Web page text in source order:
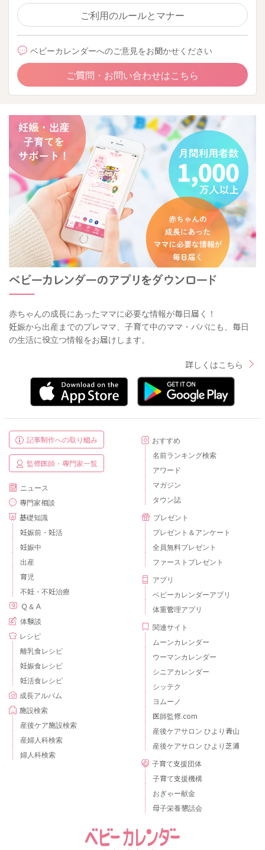
ご利用のルールとマナー
ベビーカレンダーへのご意見をお聞かせください
ご質問・お問い合わせはこちら
赤ちゃんの成長にあったママに必要な情報が毎日届く！
妊娠から出産までのプレママ、子育て中のママ・パパにも、毎日
の生活に役立つ情報をお届けします。
詳しくはこちら
記事制作への取り組み
監修医師・専門家一覧
ニュース
専門家相談
基礎知識
妊娠前・妊活
妊娠中
出産
育児
不妊・不妊治療
Ｑ＆Ａ
体験談
レシピ
離乳食レシピ
妊娠食レシピ
妊活食レシピ
成長アルバム
施設検索
産後ケア施設検索
産婦人科検索
婦人科検索
おすすめ
名前ランキング検索
アワード
マガジン
タウン誌
プレゼント
プレゼント＆アンケート
全員無料プレゼント
ファーストプレゼント
アプリ
ベビーカレンダーアプリ
体重管理アプリ
関連サイト
ムーンカレンダー
ウーマンカレンダー
シニアカレンダー
シッテク
ヨムーノ
医師監修.com
産後ケアサロン ひより青山
産後ケアサロン ひより芝浦
子育て支援団体
子育て支援機構
おぎゃー献金
母子栄養懇話会